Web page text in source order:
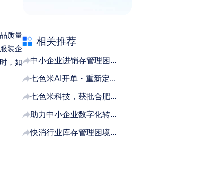
质量
装企
，如
相关推荐
中小企业进销存管理困...
七色米AI开单・重新定...
七色米科技，获批合肥...
助力中小企业数字化转...
快消行业库存管理困境...